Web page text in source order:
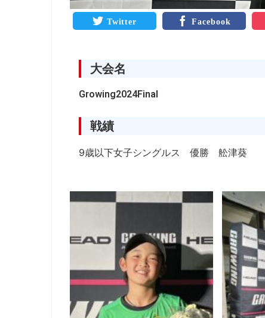
Twitter Facebook
大会名
Growing2024Final
戦績
9歳以下女子シングルス 優勝 舩津葵